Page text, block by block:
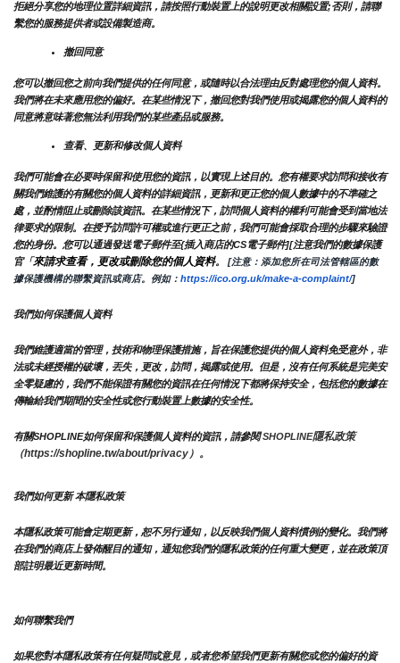
拒絕分享您的地理位置詳細資訊，請按照行動裝置上的說明更改相關設置;否則，請聯
繫您的服務提供者或設備製造商。
撤回同意
您可以撤回您之前向我們提供的任何同意，或隨時以合法理由反對處理您的個人資料。
我們將在未來應用您的偏好。在某些情況下，撤回您對我們使用或揭露您的個人資料的
同意將意味著您無法利用我們的某些產品或服務。
查看、更新和修改個人資料
我們可能會在必要時保留和使用您的資訊，以實現上述目的。您有權要求訪問和接收有
關我們維護的有關您的個人資料的詳細資訊，更新和更正您的個人數據中的不準確之
處，並酌情阻止或刪除該資訊。在某些情況下，訪問個人資料的權利可能會受到當地法
律要求的限制。在授予訪問許可權或進行更正之前，我們可能會採取合理的步驟來驗證
您的身份。您可以通過發送電子郵件至{插入商店的CS電子郵件][注意我們的數據保護
官「來請求查看，更改或刪除您的個人資料。
[注意：添加您所在司法管轄區的數
據保護機構的聯繫資訊或商店。例如： https://ico.org.uk/make-a-complaint/]
我們如何保護個人資料
我們維護適當的管理，技術和物理保護措施，旨在保護您提供的個人資料免受意外，非
法或未經授權的破壞，丟失，更改，訪問，揭露或使用。但是，沒有任何系統是完美安
全零疑慮的，我們不能保證有關您的資訊在任何情況下都將保持安全，包括您的數據在
傳輸給我們期間的安全性或您行動裝置上數據的安全性。
有關SHOPLINE如何保留和保護個人資料的資訊，請參閱 SHOPLINE隱私政策
（https://shopline.tw/about/privacy）。
我們如何更新 本隱私政策
本隱私政策可能會定期更新，恕不另行通知，以反映我們個人資料慣例的變化。我們將
在我們的商店上發佈醒目的通知，通知您我們的隱私政策的任何重大變更，並在政策頂
部註明最近更新時間。
如何聯繫我們
如果您對本隱私政策有任何疑問或意見，或者您希望我們更新有關您或您的偏好的資